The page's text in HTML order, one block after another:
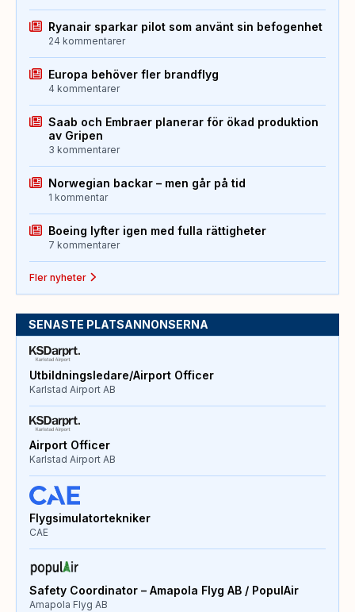
Ryanair sparkar pilot som använt sin befogenhet
24 kommentarer
Europa behöver fler brandflyg
4 kommentarer
Saab och Embraer planerar för ökad produktion
av Gripen
3 kommentarer
Norwegian backar – men går på tid
1 kommentar
Boeing lyfter igen med fulla rättigheter
7 kommentarer
Fler nyheter
SENASTE PLATSANNONSERNA
Utbildningsledare/Airport Officer
Karlstad Airport AB
Airport Officer
Karlstad Airport AB
Flygsimulatortekniker
CAE
Safety Coordinator – Amapola Flyg AB / PopulAir
Amapola Flyg AB